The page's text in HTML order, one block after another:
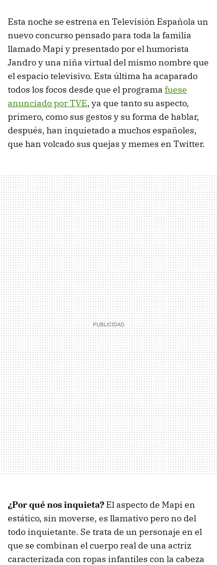
Esta noche se estrena en Televisión Española un
nuevo concurso pensado para toda la familia
llamado Mapi y presentado por el humorista
Jandro y una niña virtual del mismo nombre que
el espacio televisivo. Esta última ha acaparado
todos los focos desde que el programa fuese
anunciado por TVE, ya que tanto su aspecto,
primero, como sus gestos y su forma de hablar,
después, han inquietado a muchos españoles,
que han volcado sus quejas y memes en Twitter.
¿Por qué nos inquieta? El aspecto de Mapi en
estático, sin moverse, es llamativo pero no del
todo inquietante. Se trata de un personaje en el
que se combinan el cuerpo real de una actriz
caracterizada con ropas infantiles con la cabeza